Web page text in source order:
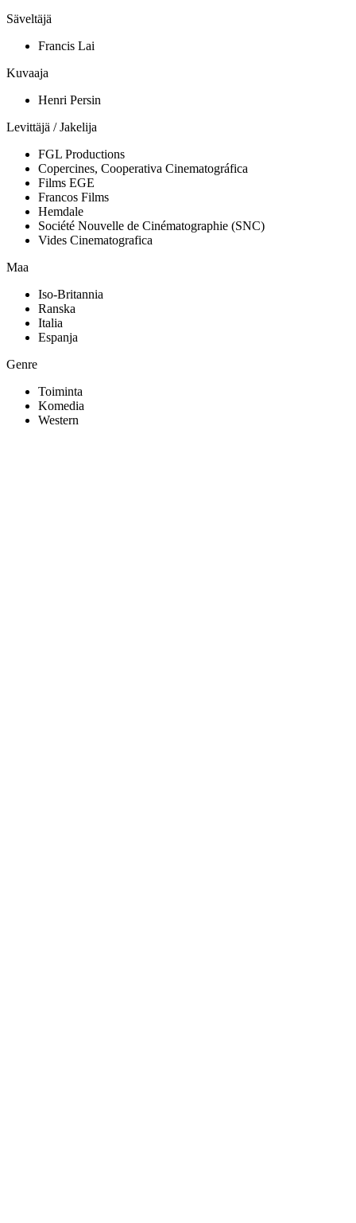
Säveltäjä
Francis Lai
Kuvaaja
Henri Persin
Levittäjä / Jakelija
FGL Productions
Copercines, Cooperativa Cinematográfica
Films EGE
Francos Films
Hemdale
Société Nouvelle de Cinématographie (SNC)
Vides Cinematografica
Maa
Iso-Britannia
Ranska
Italia
Espanja
Genre
Toiminta
Komedia
Western